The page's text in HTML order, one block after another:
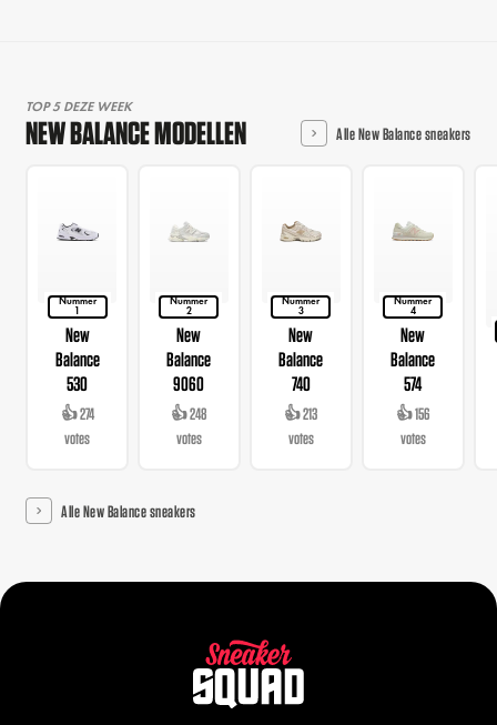
TOP 5 DEZE WEEK
NEW BALANCE MODELLEN Alle New Balance sneakers
Nummer
1
New
Balance
530
👍 274
votes
Nummer
2
New
Balance
9060
👍 248
votes
Nummer
3
New
Balance
740
👍 213
votes
Nummer
4
New
Balance
574
👍 156
votes
Alle New Balance sneakers